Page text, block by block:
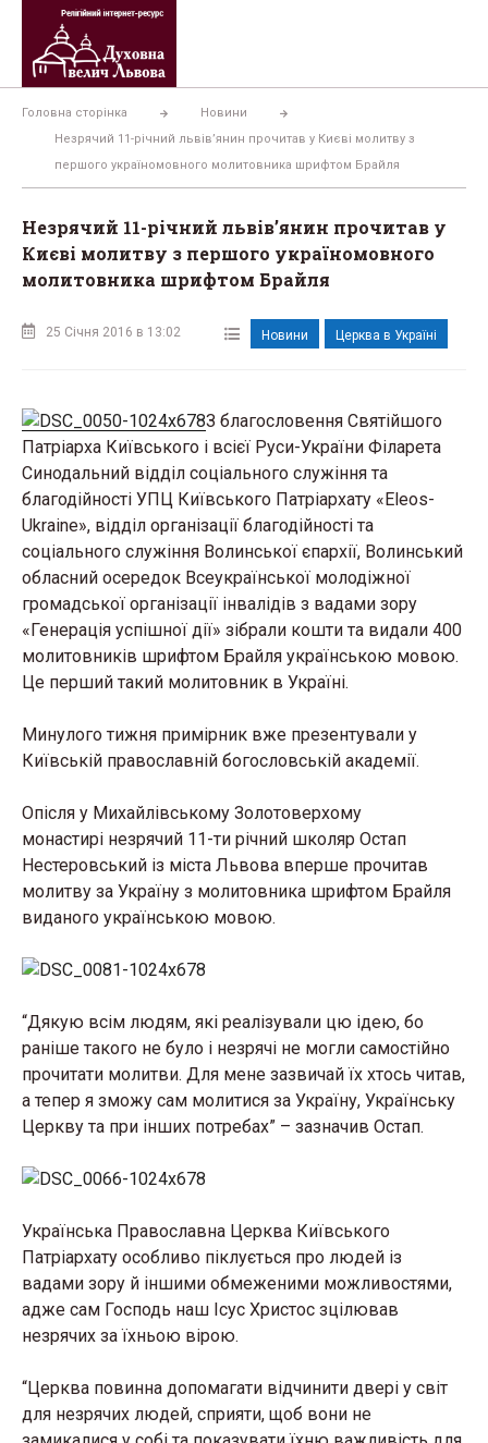
Перейти
вмісту
Головна сторінка
Новини
Незрячий 11-річний львів’янин прочитав у Києві молитву з
першого україномовного молитовника шрифтом Брайля
Незрячий 11-річний львів’янин прочитав у
Києві молитву з першого україномовного
молитовника шрифтом Брайля
25 Січня 2016 в 13:02 Новини Церква в Україні
З благословення Святійшого
Патріарха Київського і всієї Руси-України Філарета
Синодальний відділ соціального служіння та
благодійності УПЦ Київського Патріархату «Eleos-
Ukraine», відділ організації благодійності та
соціального служіння Волинської єпархії, Волинський
обласний осередок Всеукраїнської молодіжної
громадської організації інвалідів з вадами зору
«Генерація успішної дії» зібрали кошти та видали 400
молитовників шрифтом Брайля українською мовою.
Це перший такий молитовник в Україні.
Минулого тижня примірник вже презентували у
Київській православній богословській академії.
Опісля у Михайлівському Золотоверхому
монастирі незрячий 11-ти річний школяр Остап
Нестеровський із міста Львова вперше прочитав
молитву за Україну з молитовника шрифтом Брайля
виданого українською мовою.
“Дякую всім людям, які реалізували цю ідею, бо
раніше такого не було і незрячі не могли самостійно
прочитати молитви. Для мене зазвичай їх хтось читав,
а тепер я зможу сам молитися за Україну, Українську
Церкву та при інших потребах” – зазначив Остап.
Українська Православна Церква Київського
Патріархату особливо піклується про людей із
вадами зору й іншими обмеженими можливостями,
адже сам Господь наш Ісус Христос зцілював
незрячих за їхньою вірою.
“Церква повинна допомагати відчинити двері у світ
для незрячих людей, сприяти, щоб вони не